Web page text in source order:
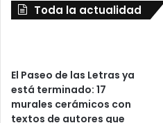
Toda la actualidad
El Paseo de las Letras ya
está terminado: 17
murales cerámicos con
textos de autores que